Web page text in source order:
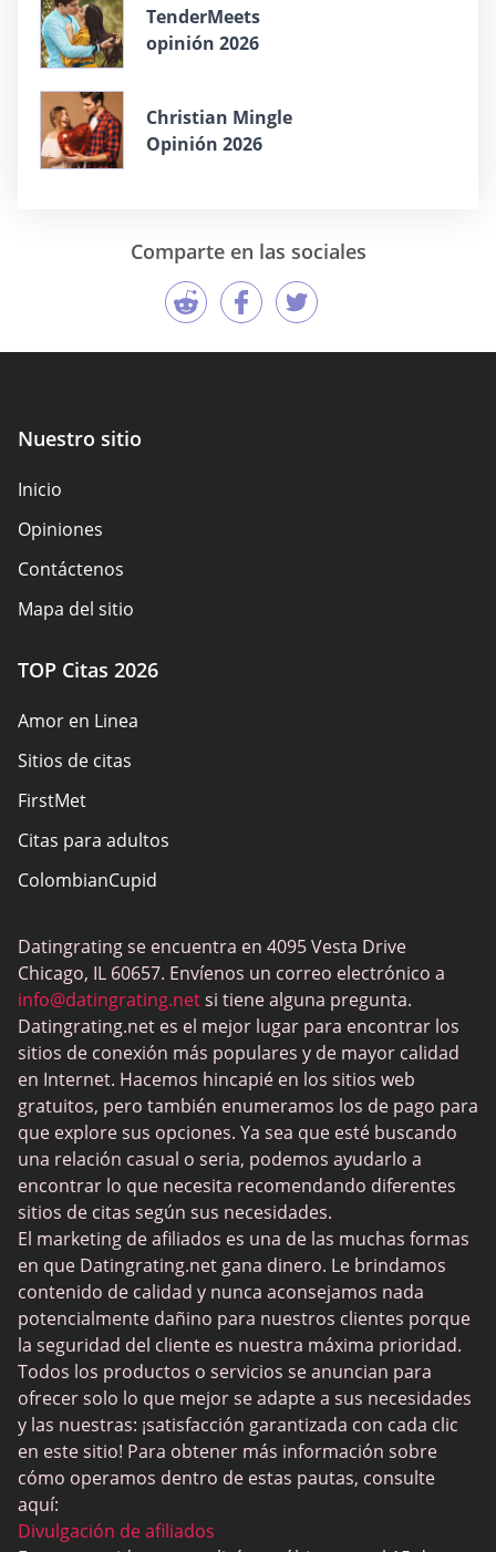
TenderMeets
opinión 2026
Christian Mingle
Opinión 2026
Comparte en las sociales
Nuestro sitio
Inicio
Opiniones
Contáctenos
Mapa del sitio
TOP Citas 2026
Amor en Linea
Sitios de citas
FirstMet
Citas para adultos
ColombianCupid
MeetMindful
Citas BDSM
BBPeopleMeet
Sitios Sugar Daddy
JPeopleMeet
Trans Dating
Sitios de citas para personas mayores
MyLOL
Citas gay
Citas lesbianas
Sitios de citas negras
SugarDaddyMeet
LatinAmericanCupid
CatholicMatch
Datingrating se encuentra en 4095 Vesta Drive
Chicago, IL 60657. Envíenos un correo electrónico a
info@datingrating.netsi tiene alguna pregunta.
Datingrating.net es el mejor lugar para encontrar los
sitios de conexión más populares y de mayor calidad
en Internet. Hacemos hincapié en los sitios web
gratuitos, pero también enumeramos los de pago para
que explore sus opciones. Ya sea que esté buscando
una relación casual o seria, podemos ayudarlo a
encontrar lo que necesita recomendando diferentes
sitios de citas según sus necesidades.
El marketing de afiliados es una de las muchas formas
en que Datingrating.net gana dinero. Le brindamos
contenido de calidad y nunca aconsejamos nada
potencialmente dañino para nuestros clientes porque
la seguridad del cliente es nuestra máxima prioridad.
Todos los productos o servicios se anuncian para
ofrecer solo lo que mejor se adapte a sus necesidades
y las nuestras: ¡satisfacción garantizada con cada clic
en este sitio! Para obtener más información sobre
cómo operamos dentro de estas pautas, consulte
aquí:
Divulgación de afiliados